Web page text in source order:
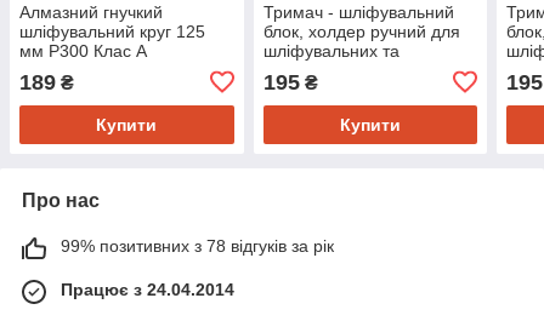
Алмазний гнучкий
шліфувальний круг 125
мм P300 Клас А
189 ₴
Купити
Тримач - шліфувальний
блок, холдер ручний для
шліфувальних та
полірувальних елементів
"Круглий"
195₴
Купити
195
Про нас
99% позитивних з 78 відгуків за рік
Працює з 24.04.2014